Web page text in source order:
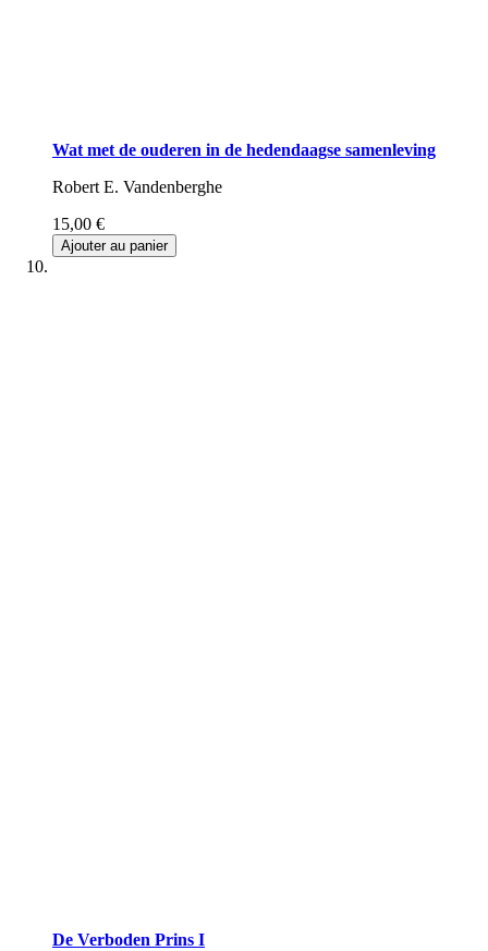
Wat met de ouderen in de hedendaagse samenleving
Robert E. Vandenberghe
15,00 €
Ajouter au panier
De Verboden Prins I